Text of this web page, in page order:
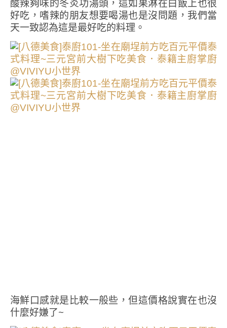
酸辣夠味的冬炎功湯頭，這如果淋在白飯上也很
好吃，嗜辣的朋友想要喝湯也是沒問題，我們當
天一致認為這是最好吃的料理。
海鮮口感就是比較一般些，但這價格說實在也沒
什麼好嫌了~